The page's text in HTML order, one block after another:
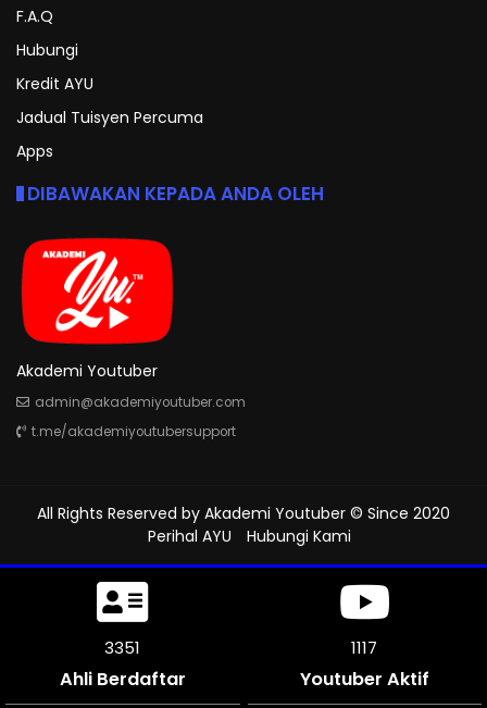
F.A.Q
Hubungi
Kredit AYU
Jadual Tuisyen Percuma
Apps
DIBAWAKAN KEPADA ANDA OLEH
Akademi Youtuber
admin@akademiyoutuber.com
t.me/akademiyoutubersupport
All Rights Reserved by Akademi Youtuber © Since 2020
Perihal AYU
Hubungi Kami
3759
Ahli Berdaftar
1253
Youtuber Aktif